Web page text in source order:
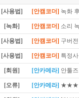
[사용법] [안캠코더] 녹화
[녹화] [안캠코더] 소리
[사용법] [안캠코더] 구버
[사용법] [안캠코더] 특정
[회원] [안카메라] 안툴
[오류] [안카메라] ★★★